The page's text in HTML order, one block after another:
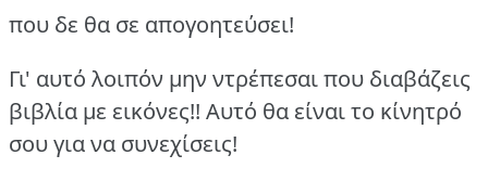
που δε θα σε απογοητεύσει!
Γι' αυτό λοιπόν μην ντρέπεσαι που διαβάζεις
βιβλία με εικόνες!! Αυτό θα είναι το κίνητρό
σου για να συνεχίσεις!